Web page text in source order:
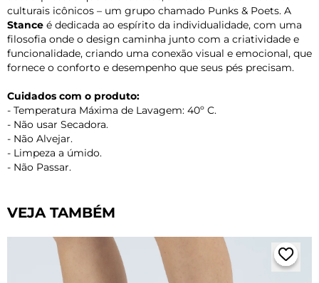
culturais icônicos – um grupo chamado Punks & Poets. A
Stance é dedicada ao espírito da individualidade, com uma
filosofia onde o design caminha junto com a criatividade e
funcionalidade, criando uma conexão visual e emocional, que
fornece o conforto e desempenho que seus pés precisam.
Cuidados com o produto:
- Temperatura Máxima de Lavagem: 40º C.
- Não usar Secadora.
- Não Alvejar.
- Limpeza a úmido.
- Não Passar.
VEJA TAMBÉM